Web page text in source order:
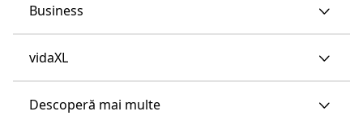
Business
vidaXL
Descoperă mai multe